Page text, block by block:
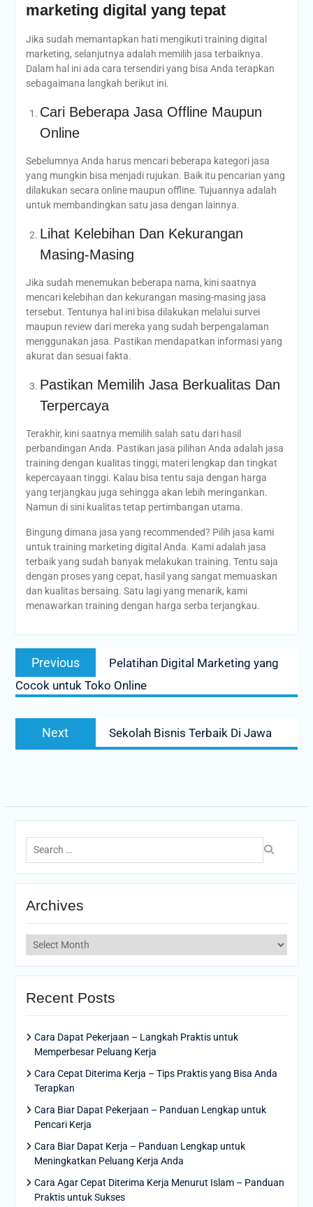
marketing digital yang tepat
Jika sudah memantapkan hati mengikuti training digital
marketing, selanjutnya adalah memilih jasa terbaiknya.
Dalam hal ini ada cara tersendiri yang bisa Anda terapkan
sebagaimana langkah berikut ini.
Cari Beberapa Jasa Offline Maupun
Online
Sebelumnya Anda harus mencari beberapa kategori jasa
yang mungkin bisa menjadi rujukan. Baik itu pencarian yang
dilakukan secara online maupun offline. Tujuannya adalah
untuk membandingkan satu jasa dengan lainnya.
Lihat Kelebihan Dan Kekurangan
Masing-Masing
Jika sudah menemukan beberapa nama, kini saatnya
mencari kelebihan dan kekurangan masing-masing jasa
tersebut. Tentunya hal ini bisa dilakukan melalui survei
maupun review dari mereka yang sudah berpengalaman
menggunakan jasa. Pastikan mendapatkan informasi yang
akurat dan sesuai fakta.
Pastikan Memilih Jasa Berkualitas Dan
Terpercaya
Terakhir, kini saatnya memilih salah satu dari hasil
perbandingan Anda. Pastikan jasa pilihan Anda adalah jasa
training dengan kualitas tinggi, materi lengkap dan tingkat
kepercayaan tinggi. Kalau bisa tentu saja dengan harga
yang terjangkau juga sehingga akan lebih meringankan.
Namun di sini kualitas tetap pertimbangan utama.
Bingung dimana jasa yang recommended? Pilih jasa kami
untuk training marketing digital Anda. Kami adalah jasa
terbaik yang sudah banyak melakukan training. Tentu saja
dengan proses yang cepat, hasil yang sangat memuaskan
dan kualitas bersaing. Satu lagi yang menarik, kami
menawarkan training dengan harga serba terjangkau.
Post
navigation
Previous
post:
Pelatihan Digital Marketing yang
Cocok untuk Toko Online
Next
post:
Sekolah Bisnis Terbaik Di Jawa
Search
for:
Archives
Archives
Recent Posts
Cara Dapat Pekerjaan – Langkah Praktis untuk
Memperbesar Peluang Kerja
Cara Cepat Diterima Kerja – Tips Praktis yang Bisa Anda
Terapkan
Cara Biar Dapat Pekerjaan – Panduan Lengkap untuk
Pencari Kerja
Cara Biar Dapat Kerja – Panduan Lengkap untuk
Meningkatkan Peluang Kerja Anda
Cara Agar Cepat Diterima Kerja Menurut Islam – Panduan
Praktis untuk Sukses